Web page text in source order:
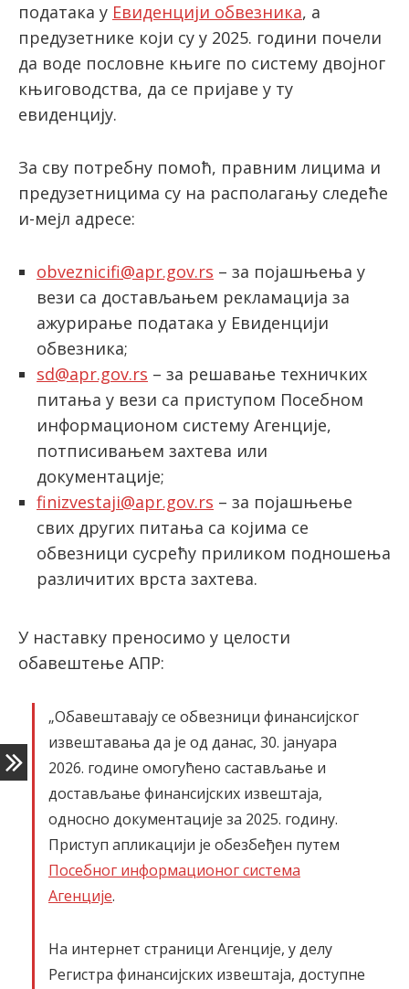
података у Евиденцији обвезника, а
предузетнике који су у 2025. години почели
да воде пословне књиге по систему двојног
књиговодства, да се пријаве у ту
евиденцију.
За сву потребну помоћ, правним лицима и
предузетницима су на располагању следеће
и-мејл адресе:
obveznicifi@apr.gov.rs – за појашњења у
вези са достављањем рекламација за
ажурирање података у Евиденцији
обвезника;
sd@apr.gov.rs – за решавање техничких
питања у вези са приступом Посебном
информационoм систему Агенције,
потписивањем захтева или
документације;
finizvestaji@apr.gov.rs – за појашњење
свих других питања са којима се
обвезници сусрећу приликом подношења
различитих врста захтева.
У наставку преносимо у целости
обавештење АПР:
„Обавештавају се обвезници финансијског
извештавања да је од данас, 30. јануара
2026. године омогућено састављање и
достављање финансијских извештаја,
односно документације за 2025. годину.
Приступ апликацији је обезбеђен путем
Посебног информационог система
Агенције.
На интернет страници Агенције, у делу
Регистра финансијских извештаја, доступне